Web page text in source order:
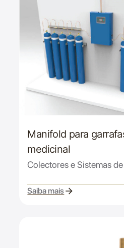
Manifold para
medicinal
Colectores e Sistemas
Saiba mais